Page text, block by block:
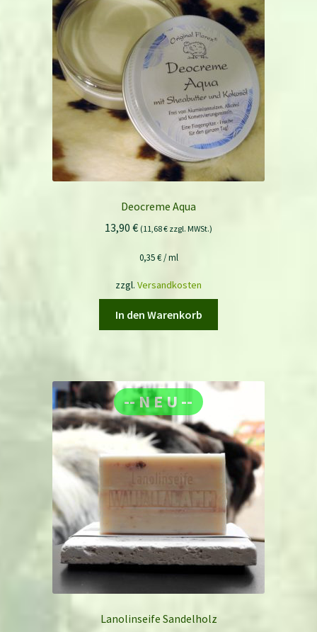
Deocreme Aqua
13,90 € (11,68€ zzgl. MWSt.)
0,35€/ml
zzgl. Versandkosten
In den Warenkorb
-- N E U --
Lanolinseife Sandelholz